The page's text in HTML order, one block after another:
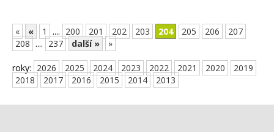
« « 1 .... 200 201 202 203 204 205 206
207
208 .... 237 další » »
roky: 2026 2025 2024 2023 2022 2021 2020
2019
2018
2017 2016 2015 2014 2013